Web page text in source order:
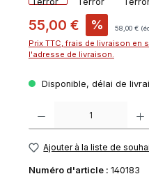
Prix de vente :
55,00 € % Prix
58,00 €
Prix TTC, frais de livraison en
l'adresse de livraison.
Disponible, délai de
Ajouter à la liste de
Numéro d'article : 140183